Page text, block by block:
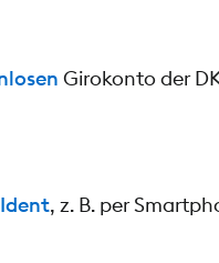
Girokonto der
, z. B. per